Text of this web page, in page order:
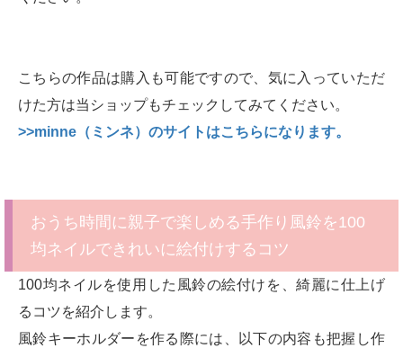
こちらの作品は購入も可能ですので、気に入っていただ
けた方は当ショップもチェックしてみてください。
>>minne（ミンネ）のサイトはこちらになります。
おうち時間に親子で楽しめる手作り風鈴を100
均ネイルできれいに絵付けするコツ
100均ネイルを使用した風鈴の絵付けを、綺麗に仕上げ
るコツを紹介します。
風鈴キーホルダーを作る際には、以下の内容も把握し作